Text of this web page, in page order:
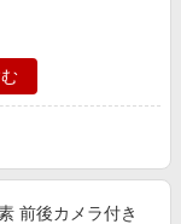
前後カメラ付き